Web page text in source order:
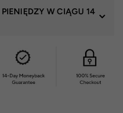
W CIĄGU 14